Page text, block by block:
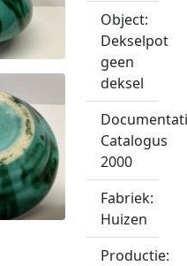
Object:
Dekselpot
geen
deksel
Catalogus
2000
Fabriek:
Huizen
Productie: